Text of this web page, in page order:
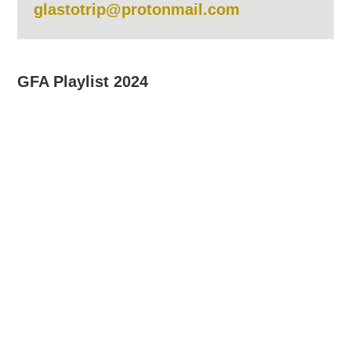
glastotrip@protonmail.com
GFA Playlist 2024